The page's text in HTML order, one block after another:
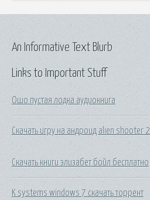
Links to Important Stuff
Ошо пустая лодка аудиокнига
Скачать игру на андроид alien shooter 2
Скачать книги элизабет бойл бесплатно
K systems windows 7 скачать торрент
An Informative Text Blurb